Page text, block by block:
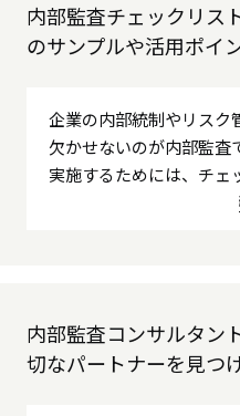
内部監査チェックリス
のサンプルや活用ポイ
企業の内部統制やリスク
欠かせないのが内部監査
実施するためには、チ
内部監査コンサルタン
切なパートナーを見つ